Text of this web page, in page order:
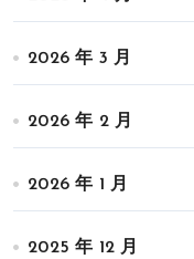
2026 年 3 月
2026 年 2 月
2026 年 1 月
2025 年 12 月